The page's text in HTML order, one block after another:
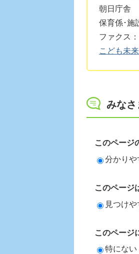
朝日庁舎
保育係･施
ファクス
こども未
みな
このページ
分かりや
このページ
見つけ
このページ
特にない